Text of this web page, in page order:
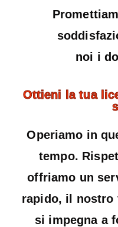
noi i
Ottieni la tua
Operiamo in
tempo.
offriamo un
rapido, il nostro
si impegna a